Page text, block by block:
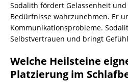
Sodalith fördert Gelassenheit
Bedürfnisse wahrzunehmen. Er
Kommunikationsprobleme.
Selbstvertrauen und bringt
Welche Heilsteine
Platzierung im